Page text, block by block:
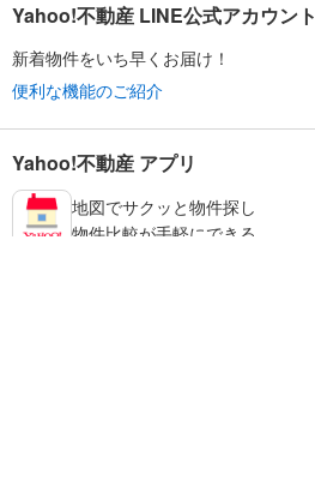
Yahoo!不動産 LINE公式アカウント
新着物件をいち早くお届け！
便利な機能のご紹介
Yahoo!不動産 アプリ
地図でサクッと物件探し
物件比較が手軽にできる